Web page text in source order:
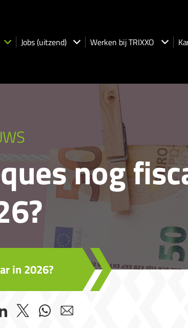
Jobs (uitzend) Werken bij TRIXXO
nog
in 2026?